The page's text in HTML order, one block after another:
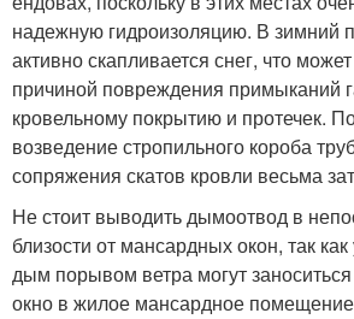
надежную гидроизоляцию. В зимний
активно скапливается снег, что
причиной повреждения примыканий
кровельному покрытию и протечек.
возведение стропильного короба
сопряжения скатов кровли весьма
Не стоит выводить дымоотвод в
близости от мансардных окон, так
дым порывом ветра могут
окно в жилое мансардное